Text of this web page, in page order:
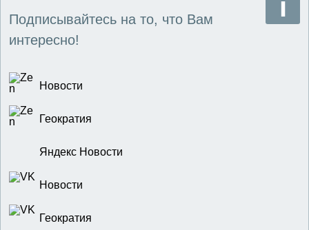
Подписывайтесь на то, что Вам
интересно!
Новости
Геократия
Яндекс Новости
Новости
Геократия